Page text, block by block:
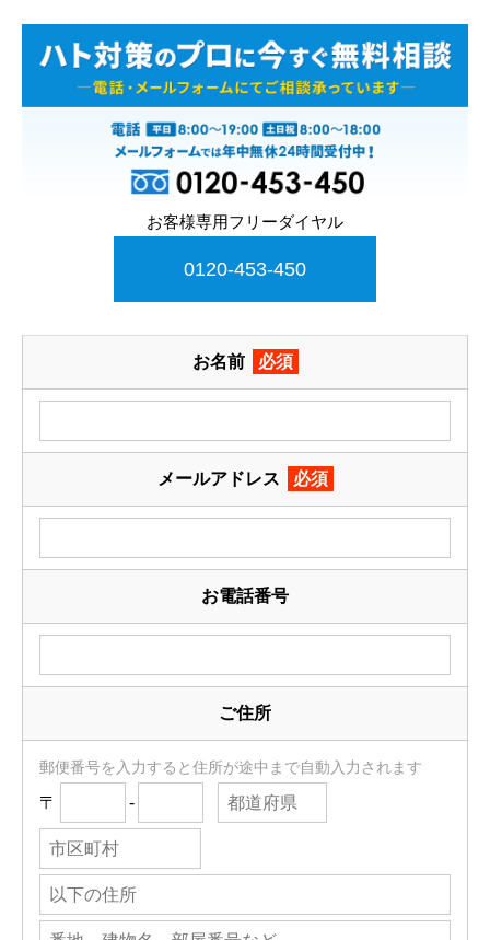
お客様専用フリーダイヤル
0120-453-450
お名前 必須
メールアドレス 必須
お電話番号
ご住所
郵便番号を入力すると住所が途中まで自動入力されます
〒 -